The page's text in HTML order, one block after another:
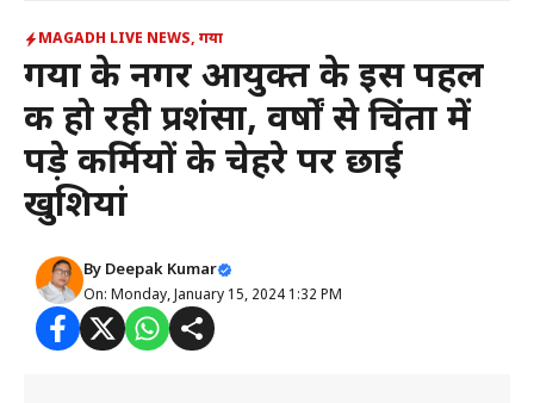
MAGADH LIVE NEWS, गया
गया के नगर आयुक्त के इस पहल
की हो रही प्रशंसा, वर्षों से चिंता में
पड़े कर्मियों के चेहरे पर छाई
खुशियां
By Deepak Kumar
On: Monday, January 15, 2024 1:32 PM